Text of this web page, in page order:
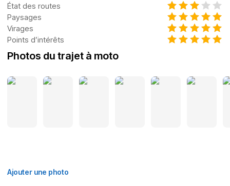
État des routes
Paysages
Virages
Points d’intérêts
Photos du trajet à moto
Ajouter une photo